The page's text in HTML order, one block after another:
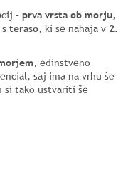
– prva vrsta ob morju,
teraso, ki se nahaja v 2.
, edinstveno
saj ima na vrhu še
si tako ustvariti še